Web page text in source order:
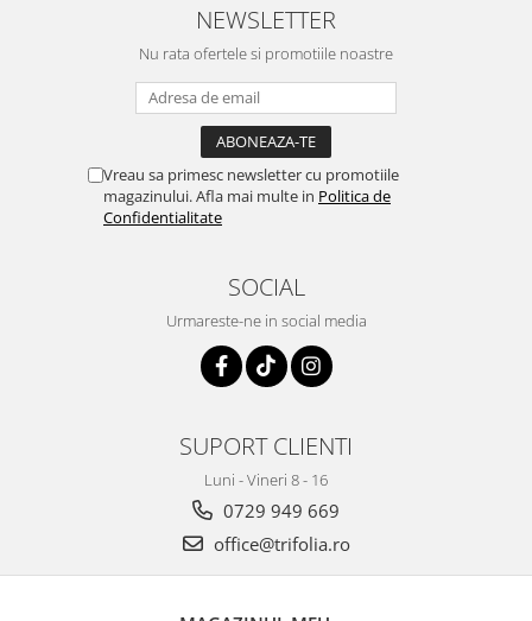
NEWSLETTER
Nu rata ofertele si promotiile noastre
Vreau sa primesc newsletter cu promotiile
magazinului. Afla mai multe in Politica de
Confidentialitate
SOCIAL
Urmareste-ne in social media
SUPORT CLIENTI
Luni - Vineri 8 - 16
0729 949 669
office@trifolia.ro